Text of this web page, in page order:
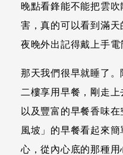
晚點看鋒能不能把雲
害，真的可以看到滿
夜晚外出記得戴上手電
那天我們很早就睡了
二樓享用早餐，剛走上
以及豐富的早餐香味
風坡」的早餐看起來
心，從內心底的那種